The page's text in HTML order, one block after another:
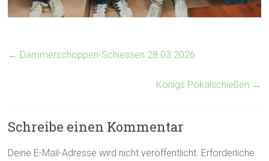
← Dämmerschoppen-Schiessen 28.03.2026
Königs Pokalschießen →
Schreibe einen Kommentar
Deine E-Mail-Adresse wird nicht veröffentlicht. Erforderliche